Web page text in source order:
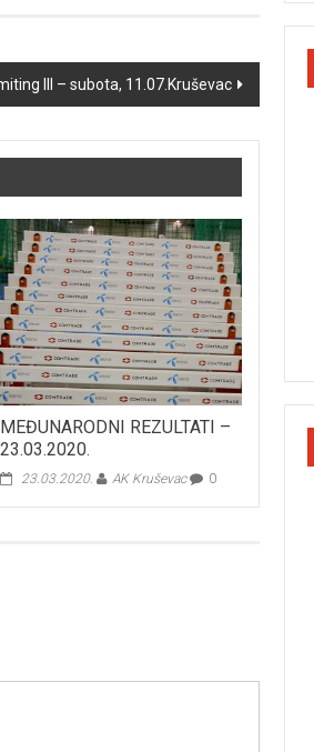
III – subota, 11.07.Kruševac
MEĐUNARODNI REZULTATI –
23.03.2020.
23.03.2020. AK Kruševac 0